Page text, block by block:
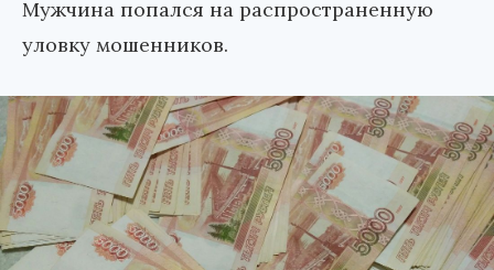
Мужчина попался на распространенную
уловку мошенников.